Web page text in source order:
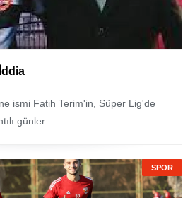
ismi Fatih Terim'in, Süper Lig'de
günler
SPOR